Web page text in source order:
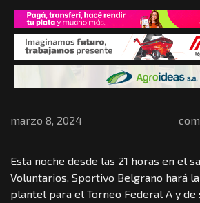
marzo 8, 2024
Esta noche desde las 21 horas en el
Voluntarios, Sportivo Belgrano hará
plantel para el Torneo Federal A y de